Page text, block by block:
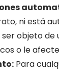
ni está
objeto
o le
Para